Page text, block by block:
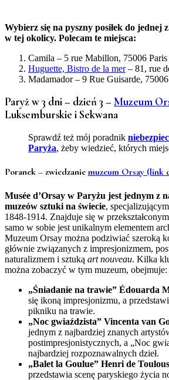
Wybierz się na pyszny posiłek do jednej
w tej okolicy. Polecam te miejsca:
Camila – 5 rue Mabillon, 75006 Paris
Huguette, Bistro de la mer– 81, rue
Madamador – 9 Rue Guisarde,
Paryż w 3 dni – dzień 3 – Muzeum
Luksemburskie i Sekwana
Sprawdź też mój poradnik
Paryża, żeby wiedzieć, których
Poranek – zwiedzanie muzeum Orsay (link
Musée d’Orsay w Paryżu jest jednym z
muzeów sztuki na świecie,
1848-1914. Znajduje się w
samo w sobie jest unikalnym elementem
Muzeum Orsay można podziwiać szeroką
głównie związanych z impresjonizmem,
naturalizmem i sztuką art nouveau. Kilka
można zobaczyć w tym muzeum, obejmuje:
„Śniadanie na trawie” Édouarda
się ikoną impresjonizmu, a
pikniku na trawie.
„Noc gwiaździsta” Vincenta van
jednym z najbardziej znanych
postimpresjonistycznych, a „Noc
najbardziej rozpoznawalnych dzieł.
„Balet la Goulue” Henri de
przedstawia scenę paryskiego życia